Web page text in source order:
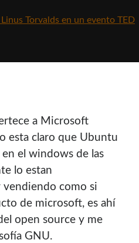
Torvalds en un evento TED
a Microsoft
esta claro que Ubuntu
el windows de las
lo estan
como si
de microsoft, es ahí
open source y me
GNU.